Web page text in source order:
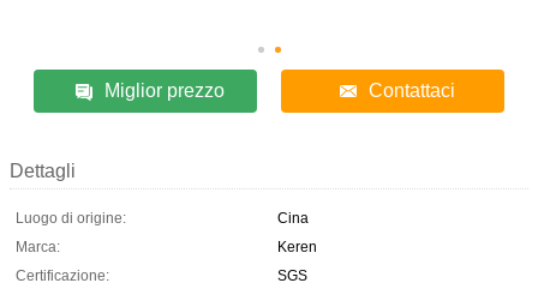
Miglior prezzo Contattaci
Dettagli
Luogo di origine:
Cina
Marca:
Keren
Certificazione:
SGS